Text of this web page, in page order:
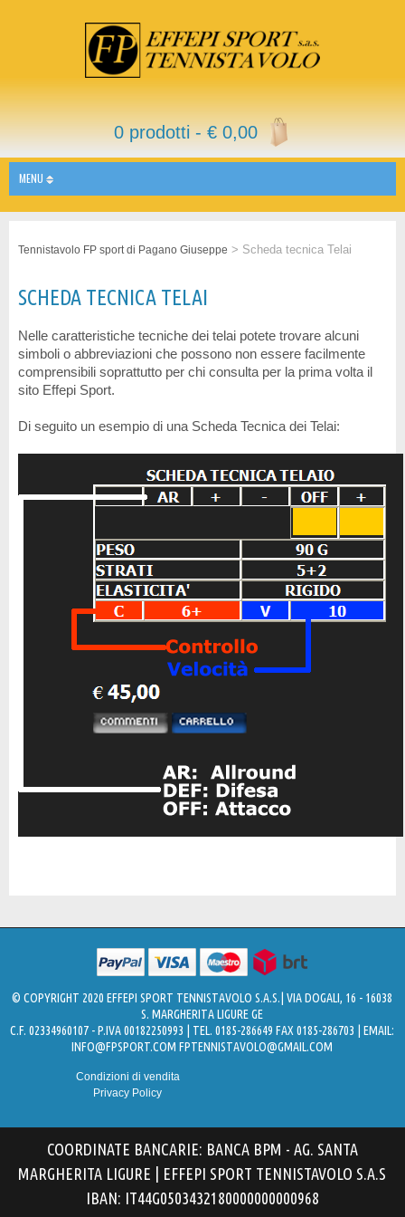
0 prodotti -€0,00
MENU
Tennistavolo FP sport di Pagano Giuseppe > Scheda tecnica Telai
SCHEDA TECNICA TELAI
Nelle caratteristiche tecniche dei telai potete trovare alcuni
simboli o abbreviazioni che possono non essere facilmente
comprensibili soprattutto per chi consulta per la prima volta il
sito Effepi Sport.
Di seguito un esempio di una Scheda Tecnica dei Telai:
© COPYRIGHT 2020 EFFEPI SPORT TENNISTAVOLO S.A.S.| VIA DOGALI, 16 - 16038
S. MARGHERITA LIGURE GE
C.F. 02334960107 - P.IVA 00182250993 | TEL. 0185-286649 FAX 0185-286703 | EMAIL:
INFO@FPSPORT.COM FPTENNISTAVOLO@GMAIL.COM
Condizioni di vendita
Privacy Policy
COORDINATE BANCARIE: BANCA BPM - AG. SANTA
MARGHERITA LIGURE | EFFEPI SPORT TENNISTAVOLO S.A.S
IBAN: IT44G0503432180000000000968